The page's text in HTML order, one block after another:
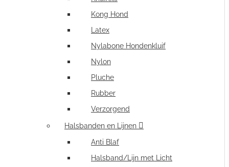
Kong Hond
Latex
Nylabone Hondenkluif
Nylon
Pluche
Rubber
Verzorgend
Halsbanden en Lijnen
Anti Blaf
Halsband/Lijn met Licht